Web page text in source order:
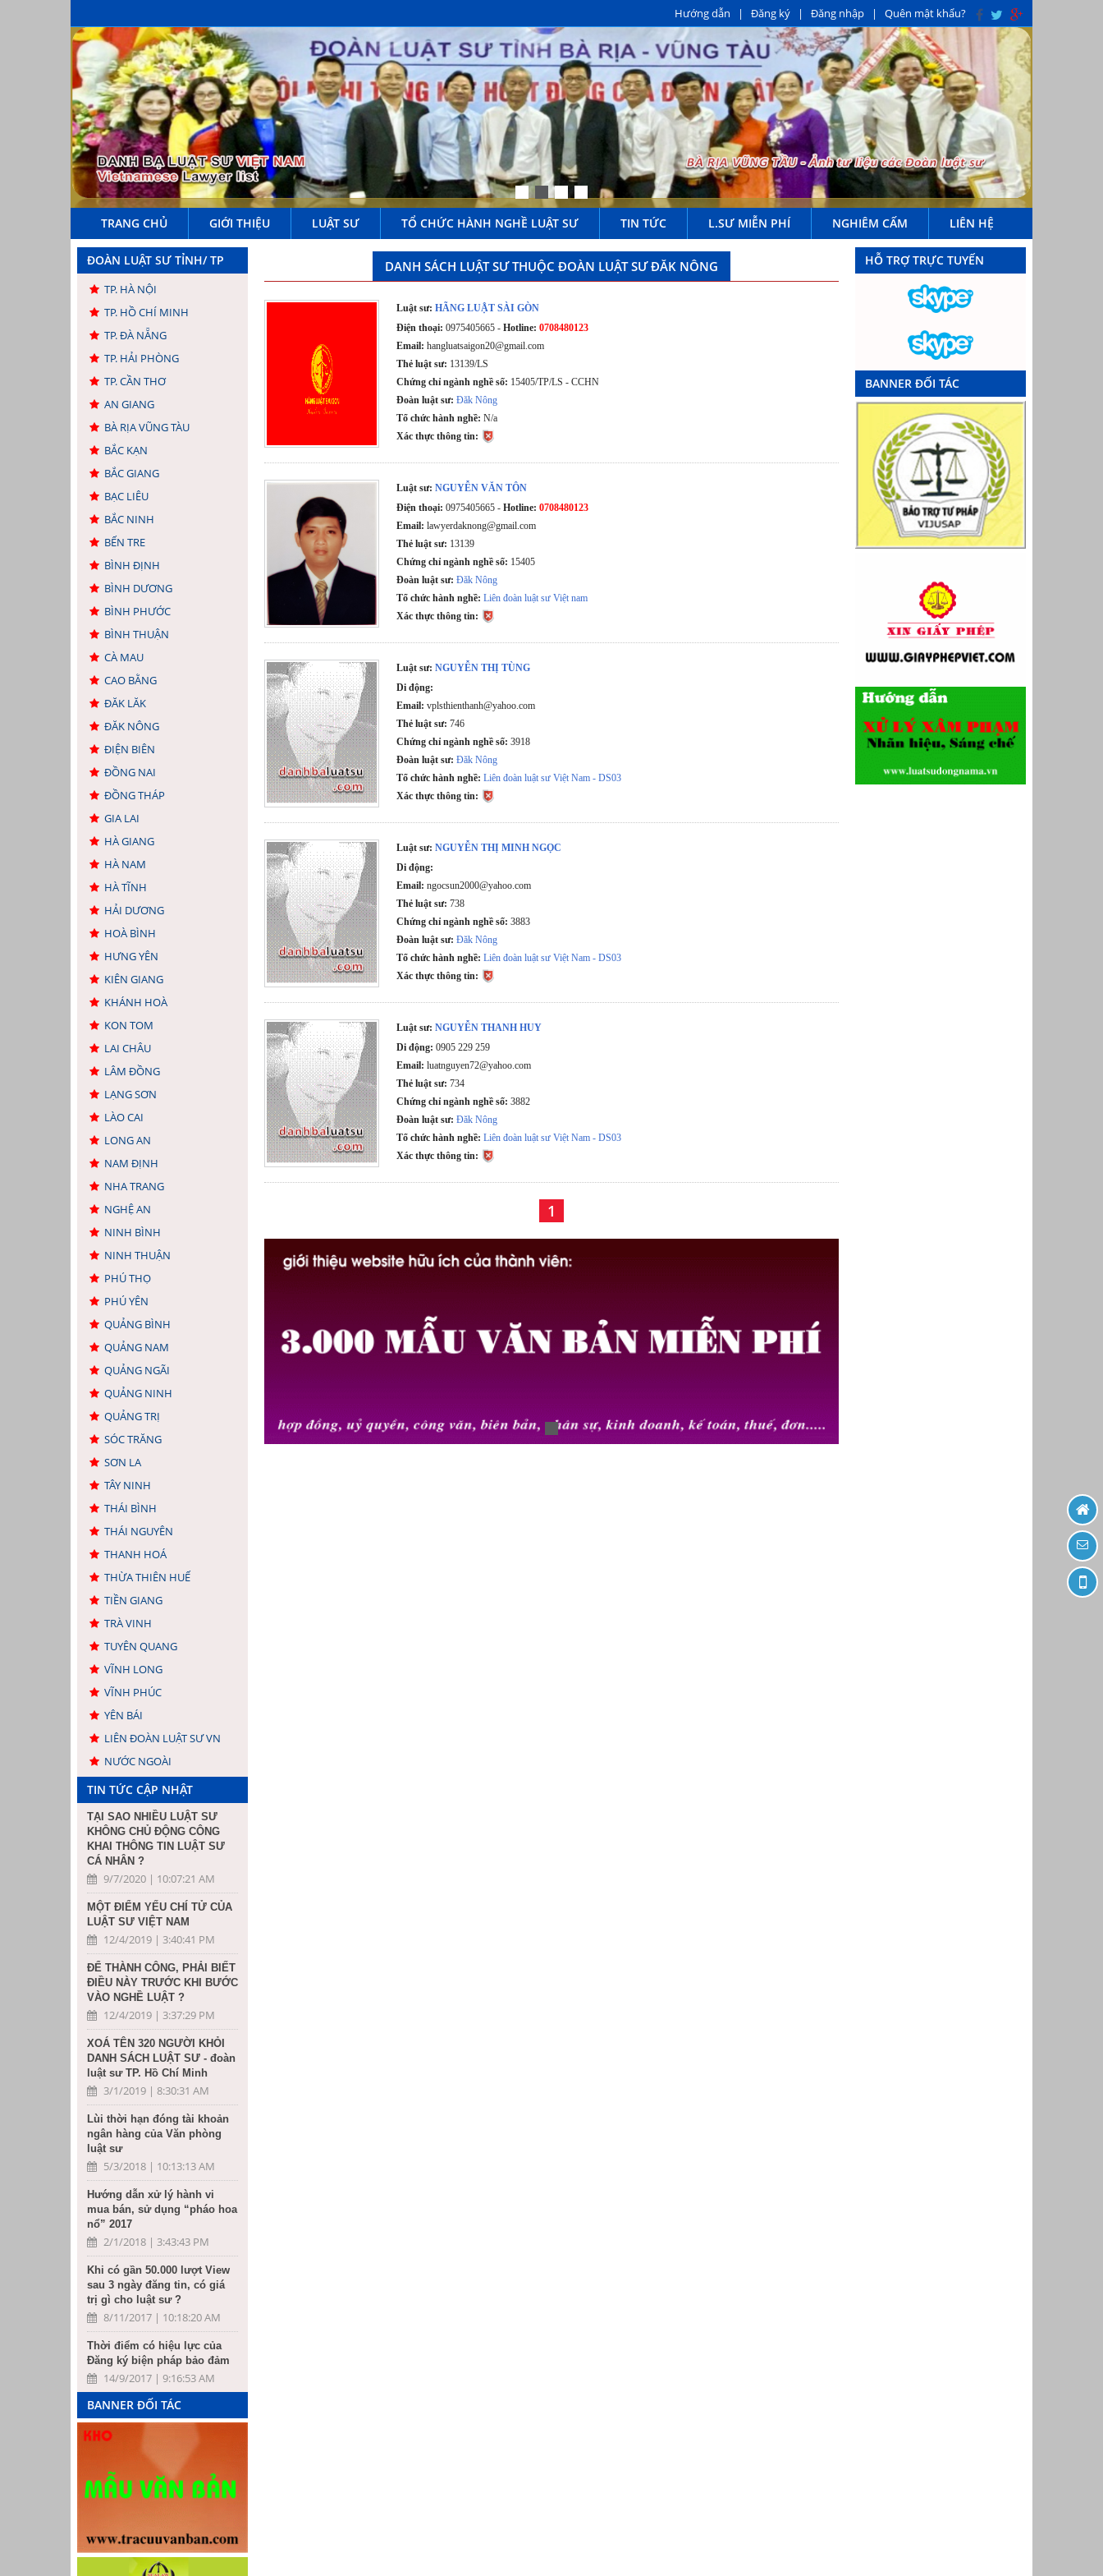
Hướng dẫn | Đăng ký | Đăng nhập | Quên mật khẩu?
TRANG CHỦ GIỚI THIỆU LUẬT SƯ TỔ CHỨC HÀNH NGHỀ LUẬT SƯ TIN TỨC L.SƯ MIỄN PHÍ NGHIÊM CẤM LIÊN HỆ
ĐOÀN LUẬT SƯ TỈNH/ TP
TP. HÀ NỘI
TP. HỒ CHÍ MINH
TP. ĐÀ NẴNG
TP. HẢI PHÒNG
TP. CẦN THƠ
AN GIANG
BÀ RỊA VŨNG TÀU
BẮC KẠN
BẮC GIANG
BẠC LIÊU
BẮC NINH
BẾN TRE
BÌNH ĐỊNH
BÌNH DƯƠNG
BÌNH PHƯỚC
BÌNH THUẬN
CÀ MAU
CAO BẰNG
ĐĂK LĂK
ĐĂK NÔNG
ĐIỆN BIÊN
ĐỒNG NAI
ĐỒNG THÁP
GIA LAI
HÀ GIANG
HÀ NAM
HÀ TĨNH
HẢI DƯƠNG
HOÀ BÌNH
HƯNG YÊN
KIÊN GIANG
KHÁNH HOÀ
KON TOM
LAI CHÂU
LÂM ĐỒNG
LẠNG SƠN
LÀO CAI
LONG AN
NAM ĐỊNH
NHA TRANG
NGHỆ AN
NINH BÌNH
NINH THUẬN
PHÚ THỌ
PHÚ YÊN
QUẢNG BÌNH
QUẢNG NAM
QUẢNG NGÃI
QUẢNG NINH
QUẢNG TRỊ
SÓC TRĂNG
SƠN LA
TÂY NINH
THÁI BÌNH
THÁI NGUYÊN
THANH HOÁ
THỪA THIÊN HUẾ
TIỀN GIANG
TRÀ VINH
TUYÊN QUANG
VĨNH LONG
VĨNH PHÚC
YÊN BÁI
LIÊN ĐOÀN LUẬT SƯ VN
NƯỚC NGOÀI
TIN TỨC CẬP NHẬT
TẠI SAO NHIỀU LUẬT SƯ
KHÔNG CHỦ ĐỘNG CÔNG
KHAI THÔNG TIN LUẬT SƯ
CÁ NHÂN ?
9/7/2020 | 10:07:21 AM
MỘT ĐIỂM YẾU CHÍ TỬ CỦA
LUẬT SƯ VIỆT NAM
12/4/2019 | 3:40:41 PM
ĐỂ THÀNH CÔNG, PHẢI BIẾT
ĐIỀU NÀY TRƯỚC KHI BƯỚC
VÀO NGHỀ LUẬT ?
12/4/2019 | 3:37:29 PM
XOÁ TÊN 320 NGƯỜI KHỎI
DANH SÁCH LUẬT SƯ - đoàn
luật sư TP. Hồ Chí Minh
3/1/2019 | 8:30:31 AM
Lùi thời hạn đóng tài khoản
ngân hàng của Văn phòng
luật sư
5/3/2018 | 10:13:13 AM
Hướng dẫn xử lý hành vi
mua bán, sử dụng “pháo hoa
nổ” 2017
2/1/2018 | 3:43:43 PM
Khi có gần 50.000 lượt View
sau 3 ngày đăng tin, có giá
trị gì cho luật sư ?
8/11/2017 | 10:18:20 AM
Thời điểm có hiệu lực của
Đăng ký biện pháp bảo đảm
14/9/2017 | 9:16:53 AM
BANNER ĐỐI TÁC
DANH SÁCH LUẬT SƯ THUỘC ĐOÀN LUẬT SƯ ĐĂK NÔNG
Luật sư:HÃNG LUẬT SÀI GÒN
Điện thoại: 0975405665 -Hotline: 0708480123
Email: hangluatsaigon20@gmail.com
Thẻ luật sư: 13139/LS
Chứng chỉ ngành nghề số: 15405/TP/LS - CCHN
Đoàn luật sư: Đăk Nông
Tổ chức hành nghề: N/a
Xác thực thông tin:
Luật sư:NGUYỄN VĂN TÔN
Điện thoại: 0975405665 -Hotline: 0708480123
Email: lawyerdaknong@gmail.com
Thẻ luật sư: 13139
Chứng chỉ ngành nghề số: 15405
Đoàn luật sư: Đăk Nông
Tổ chức hành nghề: Liên đoàn luật sư Việt nam
Xác thực thông tin:
Luật sư:NGUYỄN THỊ TÙNG
Di động:
Email: vplsthienthanh@yahoo.com
Thẻ luật sư: 746
Chứng chỉ ngành nghề số: 3918
Đoàn luật sư: Đăk Nông
Tổ chức hành nghề: Liên đoàn luật sư Việt Nam - DS03
Xác thực thông tin:
Luật sư:NGUYỄN THỊ MINH NGỌC
Di động:
Email: ngocsun2000@yahoo.com
Thẻ luật sư: 738
Chứng chỉ ngành nghề số: 3883
Đoàn luật sư: Đăk Nông
Tổ chức hành nghề: Liên đoàn luật sư Việt Nam - DS03
Xác thực thông tin:
Luật sư:NGUYỄN THANH HUY
Di động: 0905 229 259
Email: luatnguyen72@yahoo.com
Thẻ luật sư: 734
Chứng chỉ ngành nghề số: 3882
Đoàn luật sư: Đăk Nông
Tổ chức hành nghề: Liên đoàn luật sư Việt Nam - DS03
Xác thực thông tin:
1
HỖ TRỢ TRỰC TUYẾN
BANNER ĐỐI TÁC